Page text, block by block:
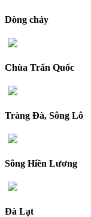
Dòng chảy
Chùa Trấn Quốc
Tràng Đà, Sông Lô
Sông Hiền Lương
Đà Lạt